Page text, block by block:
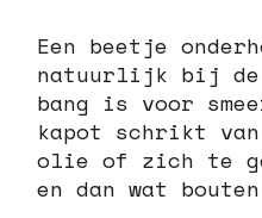
Een beetje
natuurlijk bij de
bang is voor
kapot schrikt
olie of zich te
en dan wat